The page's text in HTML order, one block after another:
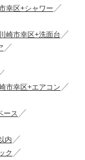
幸区+シャワー
川崎市幸区+洗面台
市幸区+エアコン
ース
内
ク